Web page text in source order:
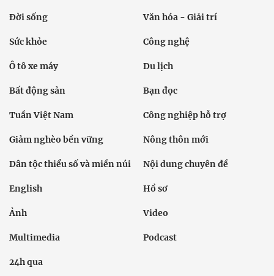
Đời sống Văn hóa - Giải trí
Sức khỏe Công nghệ
Ô tô xe máy Du lịch
Bất động sản Bạn đọc
Tuần Việt Nam Công nghiệp hỗ trợ
Giảm nghèo bền vững Nông thôn mới
Dân tộc thiểu số và miền núi Nội dung chuyên đề
English Hồ sơ
Ảnh Video
Multimedia Podcast
24h qua